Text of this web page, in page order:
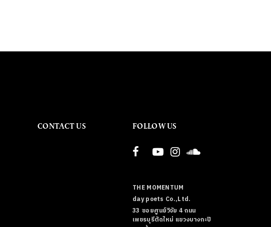
CONTACT US FOLLOW US
THE MOMENTUM
day poets Co.,Ltd.
33 ซอยศูนย์วิจัย 4 ถนน
เพชรบุรีตัดใหม่ แขวงบางกะปิ